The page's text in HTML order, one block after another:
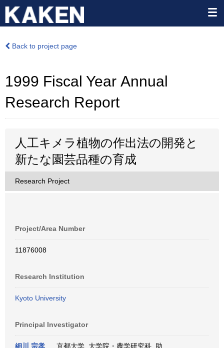
Back to project page
1999 Fiscal Year Annual
Research Report
人工キメラ植物の作出法の開発と
新たな園芸品種の育成
Research Project
Project/Area Number
11876008
Research Institution
Kyoto University
Principal Investigator
細川 宗孝
京都大学, 大学院・農学研究科, 助